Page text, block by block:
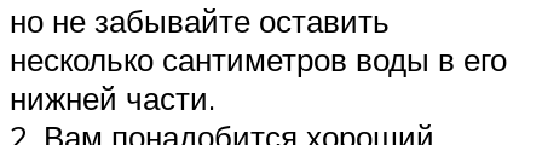
но не забывайте оставить
несколько сантиметров воды в его
нижней части.
2. Вам понадобится хороший